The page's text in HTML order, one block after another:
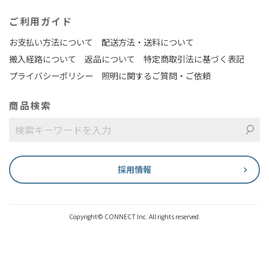
ご利用ガイド
お支払い方法について
配送方法・送料について
搬入経路について
返品について
特定商取引法に基づく表記
プライバシーポリシー
照明に関するご質問・ご依頼
商品検索
採用情報
Copyright© CONNECT Inc. All rights reserved.